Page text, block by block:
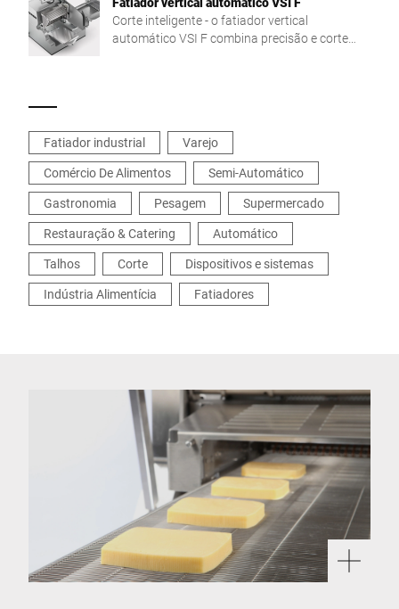
Corte inteligente - o fatiador vertical
automático VSI F combina precisão e corte
Fatiador industrial
Varejo
Comércio De Alimentos
Semi-Automático
Gastronomia
Pesagem
Supermercado
Restauração & Catering
Automático
Talhos
Corte
Dispositivos e sistemas
Indústria Alimentícia
Fatiadores